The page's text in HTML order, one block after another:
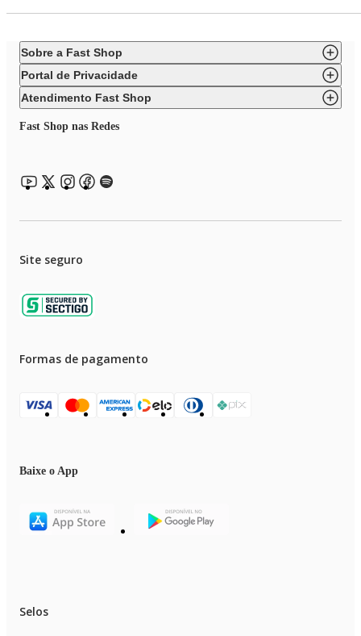
Sobre a Fast Shop
Portal de Privacidade
Atendimento Fast Shop
Fast Shop nas Redes
Site seguro
Formas de pagamento
Baixe o App
Selos